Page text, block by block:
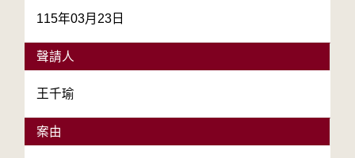
115年03月23日
聲請人
王千瑜
案由